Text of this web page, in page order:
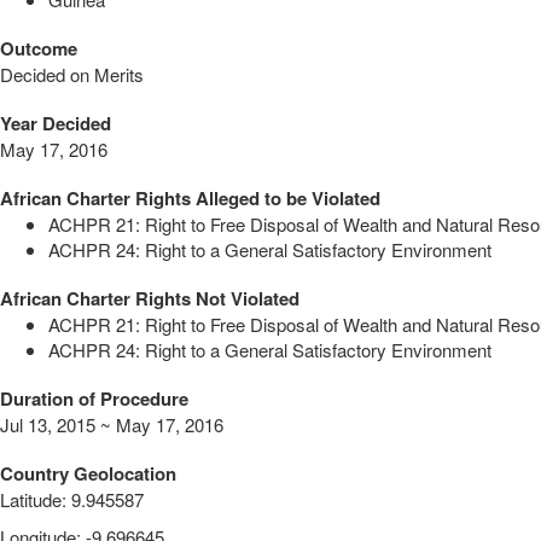
Outcome
Decided on Merits
Year Decided
May 17, 2016
African Charter Rights Alleged to be Violated
ACHPR 21: Right to Free Disposal of Wealth and Natural
ACHPR 24: Right to a General Satisfactory Environment
African Charter Rights Not Violated
ACHPR 21: Right to Free Disposal of Wealth and Natural
ACHPR 24: Right to a General Satisfactory Environment
Duration of Procedure
Jul 13, 2015 ~ May 17, 2016
Country Geolocation
Latitude: 9.945587